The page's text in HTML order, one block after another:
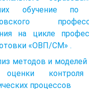
обучение по
на цикле
«ОВП/СМ» .
методов и
контроля
процессов